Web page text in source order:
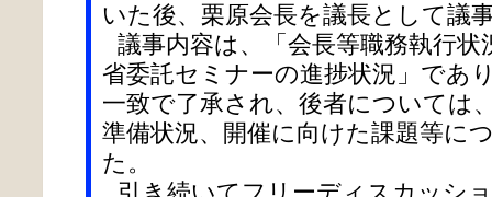
いた後、栗原会長を議長として議
議事内容は、「会長等職務執行
省委託セミナーの進捗状況」であ
一致で了承され、後者については
準備状況、開催に向けた課題等に
た。